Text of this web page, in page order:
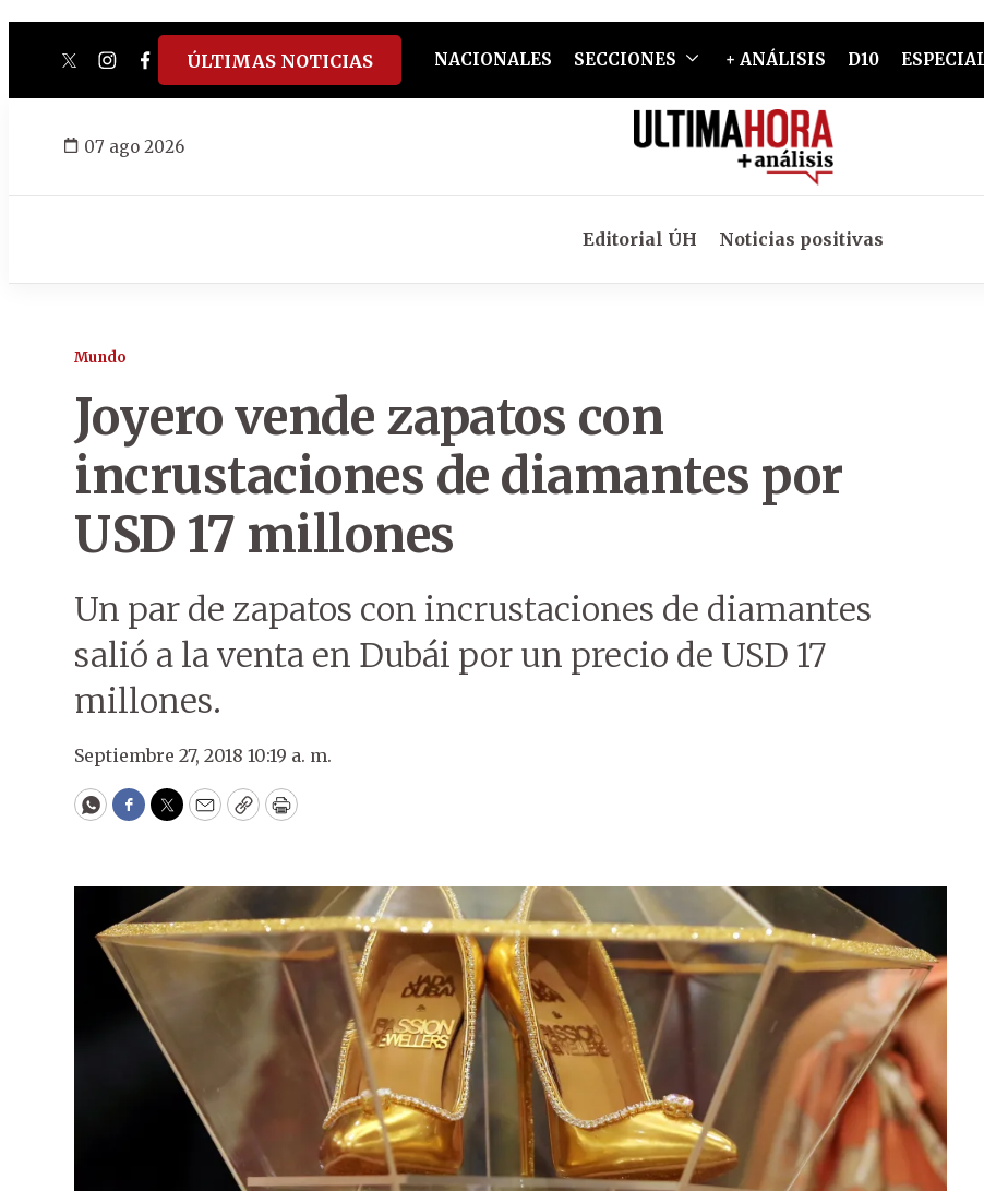
twitterinstagram
facebook
tiktokyoutube
spotify
ÚLTIMAS NOTICIAS NACIONALES SECCIONES + ANÁLISIS D10
07 ago 2026
Editorial ÚH Noticias positivas
Mundo
Joyero vende zapatos con
incrustaciones de diamantes por
USD 17 millones
Un par de zapatos con incrustaciones de diamantes
salió a la venta en Dubái por un precio de USD 17
millones.
Septiembre 27, 2018 10:19 a. m.
WhatsApp
Facebook
Twitter
EmailCopyPrint